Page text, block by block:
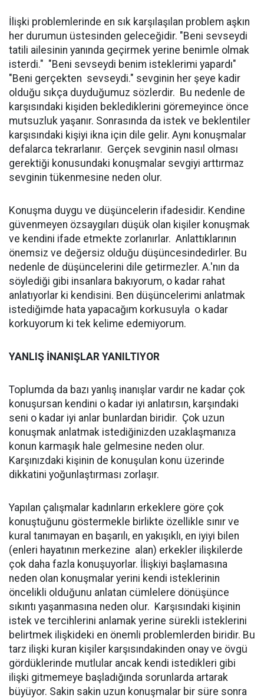
İlişki problemlerinde en sık karşılaşılan problem aşkın
her durumun üstesinden geleceğidir. "Beni sevseydi
tatili ailesinin yanında geçirmek yerine benimle olmak
isterdi." "Beni sevseydi benim isteklerimi yapardı"
"Beni gerçekten sevseydi." sevginin her şeye kadir
olduğu sıkça duyduğumuz sözlerdir. Bu nedenle de
karşısındaki kişiden beklediklerini göremeyince önce
mutsuzluk yaşanır. Sonrasında da istek ve beklentiler
karşısındaki kişiyi ikna için dile gelir. Aynı konuşmalar
defalarca tekrarlanır. Gerçek sevginin nasıl olması
gerektiği konusundaki konuşmalar sevgiyi arttırmaz
sevginin tükenmesine neden olur.
Konuşma duygu ve düşüncelerin ifadesidir. Kendine
güvenmeyen özsaygıları düşük olan kişiler konuşmak
ve kendini ifade etmekte zorlanırlar. Anlattıklarının
önemsiz ve değersiz olduğu düşüncesindedirler. Bu
nedenle de düşüncelerini dile getirmezler. A.'nın da
söylediği gibi insanlara bakıyorum, o kadar rahat
anlatıyorlar ki kendisini. Ben düşüncelerimi anlatmak
istediğimde hata yapacağım korkusuyla o kadar
korkuyorum ki tek kelime edemiyorum.
YANLIŞ İNANIŞLAR YANILTIYOR
Toplumda da bazı yanlış inanışlar vardır ne kadar çok
konuşursan kendini o kadar iyi anlatırsın, karşındaki
seni o kadar iyi anlar bunlardan biridir. Çok uzun
konuşmak anlatmak istediğinizden uzaklaşmanıza
konun karmaşık hale gelmesine neden olur.
Karşınızdaki kişinin de konuşulan konu üzerinde
dikkatini yoğunlaştırması zorlaşır.
Yapılan çalışmalar kadınların erkeklere göre çok
konuştuğunu göstermekle birlikte özellikle sınır ve
kural tanımayan en başarılı, en yakışıklı, en iyiyi bilen
(enleri hayatının merkezine alan) erkekler ilişkilerde
çok daha fazla konuşuyorlar. İlişkiyi başlamasına
neden olan konuşmalar yerini kendi isteklerinin
öncelikli olduğunu anlatan cümlelere dönüşünce
sıkıntı yaşanmasına neden olur. Karşısındaki kişinin
istek ve tercihlerini anlamak yerine sürekli isteklerini
belirtmek ilişkideki en önemli problemlerden biridir. Bu
tarz ilişki kuran kişiler karşısındakinden onay ve övgü
gördüklerinde mutlular ancak kendi istedikleri gibi
ilişki gitmemeye başladığında sorunlarda artarak
büyüyor. Sakin sakin uzun konuşmalar bir süre sonra